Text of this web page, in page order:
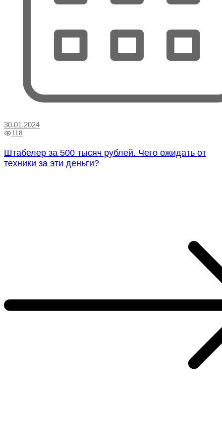
30.01.2024
118
Штабелер за 500 тысяч рублей. Чего ожидать от
техники за эти деньги?